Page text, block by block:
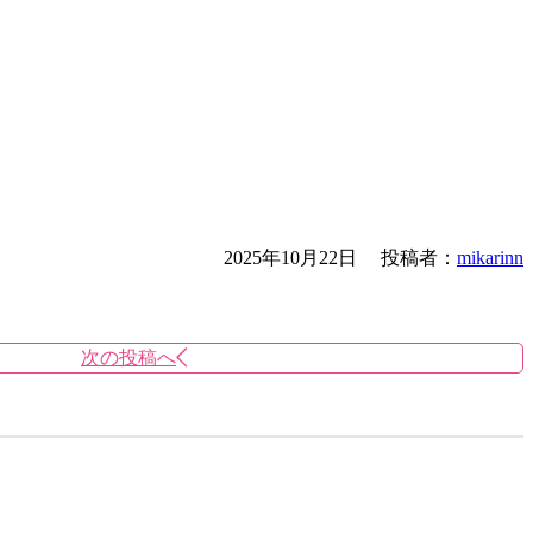
2025年10月22日 投稿者： mikarinn
次の投稿へ